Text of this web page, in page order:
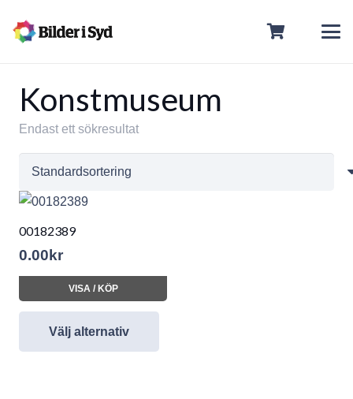
Konstmuseum
Endast ett sökresultat
00182389
0.00 kr
VISA / KÖP
Välj alternativ